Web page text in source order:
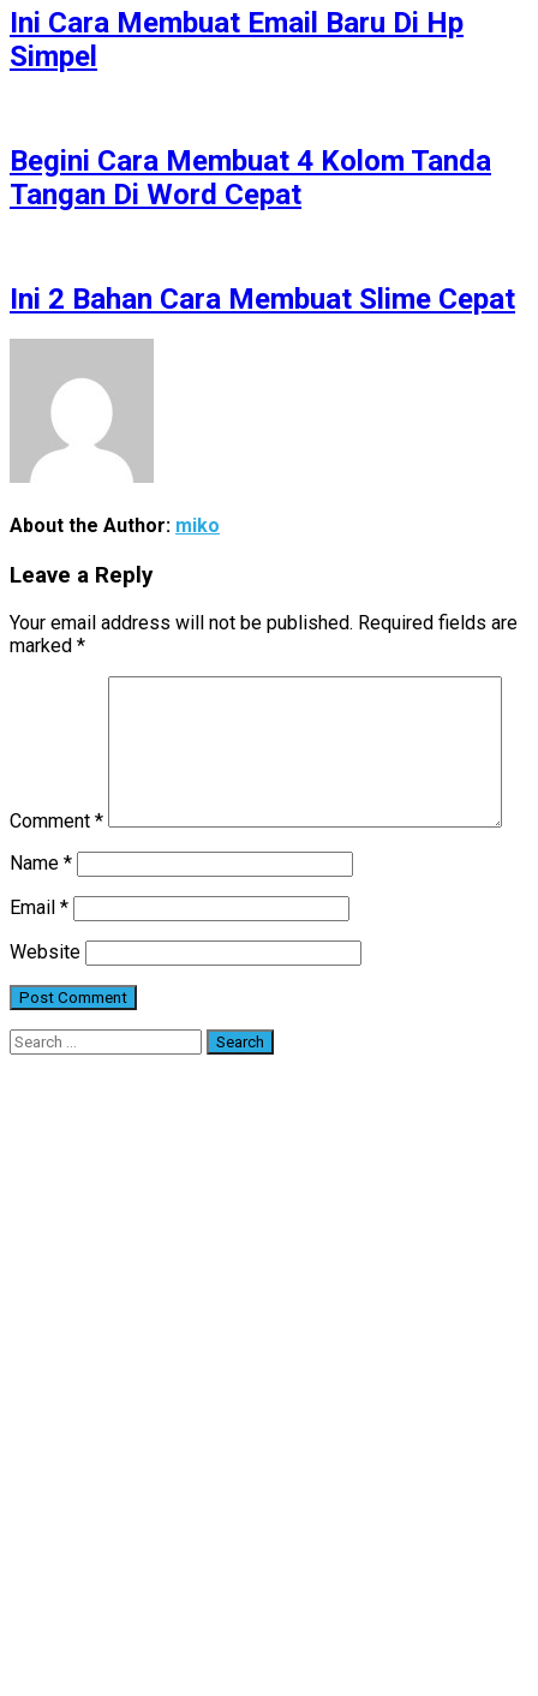
Ini Cara Membuat Email Baru Di Hp
Simpel
Begini Cara Membuat 4 Kolom Tanda
Tangan Di Word Cepat
Ini 2 Bahan Cara Membuat Slime Cepat
About the Author: miko
Leave a Reply
Your email address will not be published. Required fields are
marked *
Comment *
Name *
Email *
Website
Search
for: